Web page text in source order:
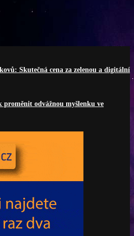
Skutečná cena za zelenou a digitální
proměnit odvážnou myšlenku ve